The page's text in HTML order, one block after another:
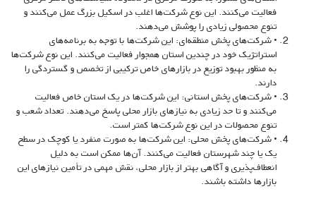
فعالیت می‌کنند. این نوع شرکت‌ها اغلب در اسکیل بزرگ عمل می‌کنند و
تنوع محصولی زیادی را پوشش می‌دهند.
• شرکت‌های پخش منطقه‌ای: این شرکت‌ها با توجه به برنامه‌های
استراتژیک خود در چندین استان همجوار فعالیت می‌کنند. این نوع شرکت‌ها
به منظور بهبود توزیع در بازارهای خاص ترکیبی از تخصص و گستردگی را
دارند.
• شرکت‌های پخش استانی: این شرکت‌ها در یک استان خاص فعالیت
می‌کنند و تا حد زیادی به نیازهای بازار محلی پاسخ می‌دهند. تعداد شعب و
تنوع محصولات در این نوع شرکت‌ها کمتر است.
• شرکت‌های پخش محلی: این شرکت‌ها به صورت منفرد یا کوچک در سطح
یک یا چند شهرستان فعالیت می‌کنند. آن‌ها ممکن است به دلیل
انعطاف‌پذیری و آگاهی بهتر از بازار محلی، نقش مهمی در تأمین نیازهای این
بازارها داشته باشند.